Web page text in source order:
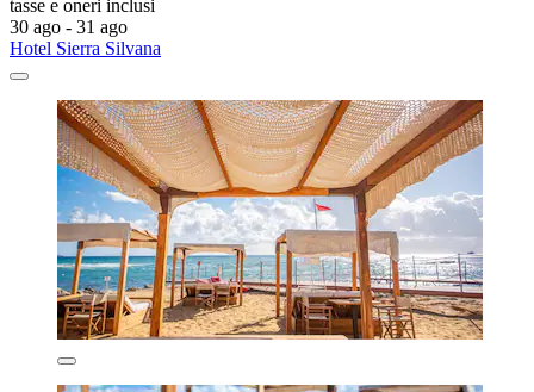
tasse e oneri inclusi
30 ago - 31 ago
Hotel Sierra Silvana